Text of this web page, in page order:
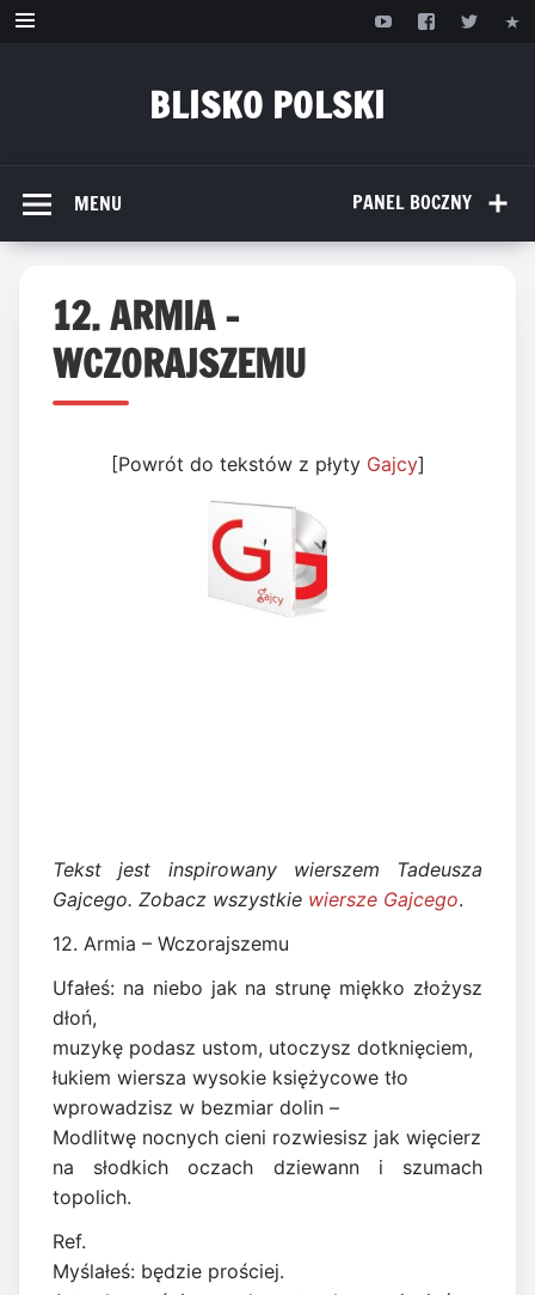
Przejdź
BLISKO POLSKI
PANEL BOCZNY
MENU
12. ARMIA –
WCZORAJSZEMU
[Powrót do tekstów z płyty Gajcy]
Tekst jest inspirowany wierszem Tadeusza
Gajcego. Zobacz wszystkie wiersze Gajcego.
12. Armia – Wczorajszemu
Ufałeś: na niebo jak na strunę miękko złożysz
dłoń,
muzykę podasz ustom, utoczysz dotknięciem,
łukiem wiersza wysokie księżycowe tło
wprowadzisz w bezmiar dolin –
Modlitwę nocnych cieni rozwiesisz jak więcierz
na słodkich oczach dziewann i szumach
topolich.
Ref.
Myślałeś: będzie prościej.